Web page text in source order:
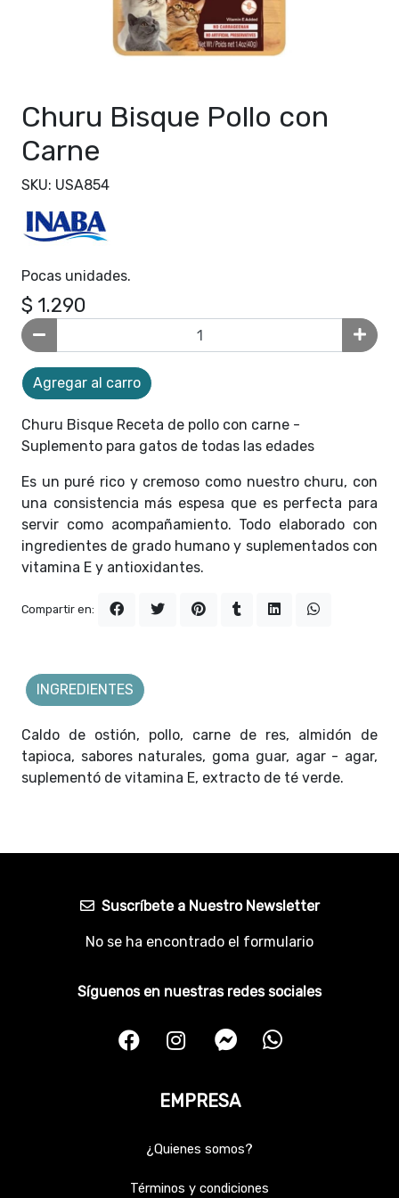
Churu Bisque Pollo con
Carne
SKU: USA854
Pocas unidades.
$ 1.290
Agregar al carro
Churu Bisque Receta de pollo con carne -
Suplemento para gatos de todas las edades
Es un puré rico y cremoso como nuestro churu, con
una consistencia más espesa que es perfecta para
servir como acompañamiento. Todo elaborado con
ingredientes de grado humano y suplementados con
vitamina E y antioxidantes.
Compartir en:
Caldo de ostión, pollo, carne de res, almidón de
tapioca, sabores naturales, goma guar, agar - agar,
suplementó de vitamina E, extracto de té verde.
INGREDIENTES
Suscríbete a Nuestro Newsletter
No se ha encontrado el formulario
Síguenos en nuestras redes sociales
EMPRESA
¿Quienes somos?
Términos y condiciones